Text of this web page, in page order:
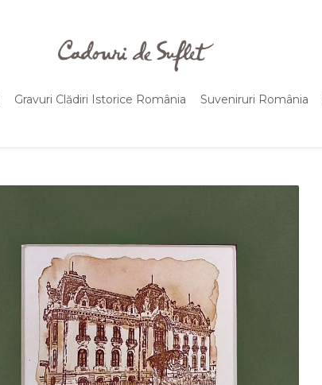
Gravuri Clădiri Istorice România Suveniruri România